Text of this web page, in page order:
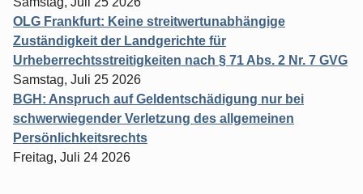
OLG Frankfurt: Keine streitwertunabhängige
Zuständigkeit der Landgerichte für
Urheberrechtsstreitigkeiten nach § 71 Abs. 2 Nr. 7 GVG
Samstag, Juli 25 2026
BGH: Anspruch auf Geldentschädigung nur bei
schwerwiegender Verletzung des allgemeinen
Persönlichkeitsrechts
Freitag, Juli 24 2026